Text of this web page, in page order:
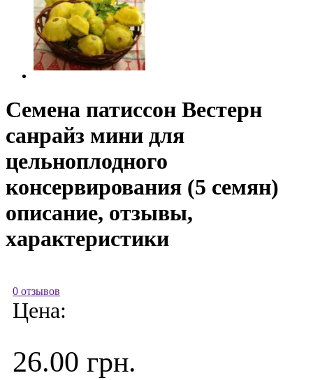
Семена патиссон Вестерн
санрайз мини для
цельноплодного
консервирования (5 семян)
описание, отзывы,
характеристики
0 отзывов
Цена:
26.00 грн.